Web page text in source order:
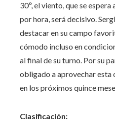
30º, el viento, que se
por hora, será decisivo.
destacar en su campo
cómodo incluso en
al final de su turno. Por su
obligado a aprovechar esta
en los próximos quince
Clasificación: